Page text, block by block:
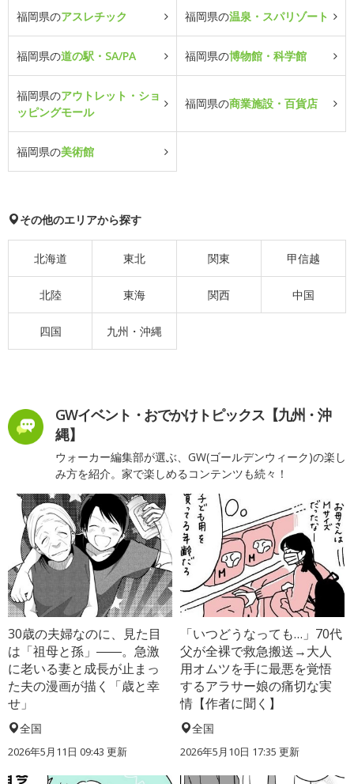
福岡県のアスレチック 福岡県の温泉・スパリゾート
福岡県の道の駅・SA/PA 福岡県の博物館・科学館
福岡県のアウトレット・ショ
ッピングモール
福岡県の商業施設・百貨店
福岡県の美術館
その他のエリアから探す
北海道 東北 関東 甲信越
北陸 東海 関西 中国
四国 九州・沖縄
GWイベント・おでかけトピックス【九州・沖
縄】
ウォーカー編集部が選ぶ、GW(ゴールデンウィーク)の楽し
み方を紹介。家で楽しめるコンテンツも続々！
30歳の夫婦なのに、見た目
は「祖母と孫」――。急激
に老いる妻と成長が止まっ
た夫の漫画が描く「歳と幸
せ」
全国
2026年5月11日 09:43 更新
「いつどうなっても…」70代
父が全裸で救急搬送→大人
用オムツを手に最悪を覚悟
するアラサー娘の痛切な実
情【作者に聞く】
全国
2026年5月10日 17:35 更新